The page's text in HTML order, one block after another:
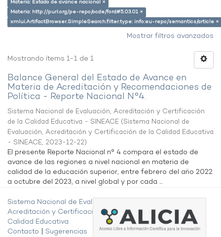
Materia: Estado de avance nacional ×
Materia: http://purl.org/pe-repo/ocde/ford#5.03.01 ×
xmlui.ArtifactBrowser.SimpleSearch.filter.type: info:eu-repo/semantics/article ×
Mostrar filtros avanzados
Mostrando ítems 1-1 de 1
Balance General del Estado de Avance en
Materia de Acreditación y Recomendaciones de
Política - Reporte Nacional N°4.
Sistema Nacional de Evaluación, Acreditación y Certificación
de la Calidad Educativa - SINEACE (Sistema Nacional de
Evaluación, Acreditación y Certificación de la Calidad Educativa
- SINEACE, 2023-12-22)
El presente Reporte Nacional n° 4 compara el estado de
avance de las regiones a nivel nacional en materia de
calidad de la educación superior, entre febrero del año 2022
a octubre del 2023, a nivel global y por cada ...
Sistema Nacional de Evaluación,
Acreditación y Certificación de la
Calidad Educativa
Contacto
Sugerencias